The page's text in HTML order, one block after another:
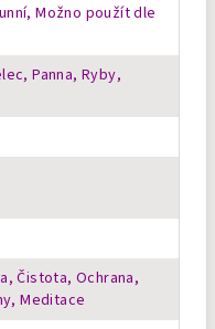
Možno použít dle
Panna, Ryby,
Čistota, Ochrana,
Meditace